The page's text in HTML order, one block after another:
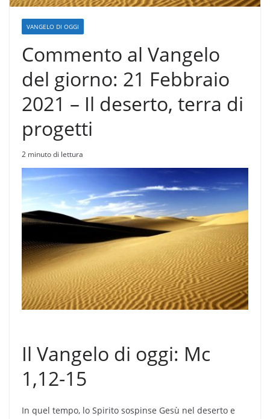
VANGELO DI OGGI
Commento al Vangelo
del giorno: 21 Febbraio
2021 – Il deserto, terra di
progetti
2 minuto di lettura
Il Vangelo di oggi: Mc
1,12-15
In quel tempo, lo Spirito sospinse Gesù nel deserto e